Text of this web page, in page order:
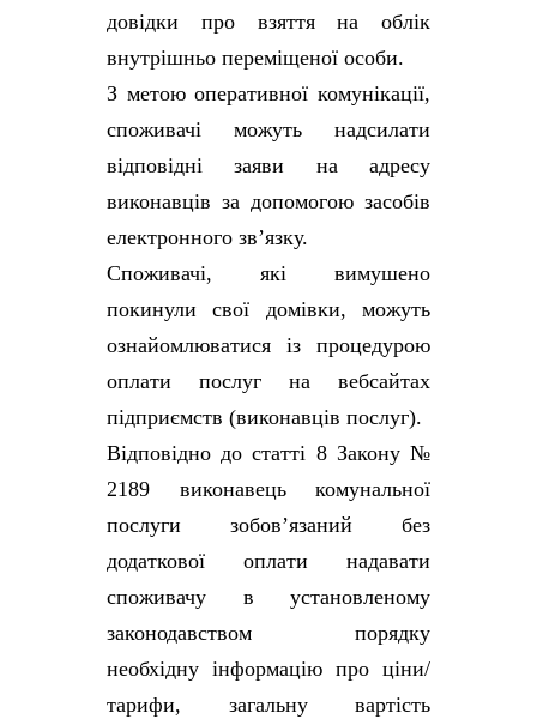
довідки про взяття на облік
внутрішньо переміщеної особи.
З метою оперативної комунікації,
споживачі можуть надсилати
відповідні заяви на адресу
виконавців за допомогою засобів
електронного зв’язку.
Споживачі, які вимушено
покинули свої домівки, можуть
ознайомлюватися із процедурою
оплати послуг на вебсайтах
підприємств (виконавців послуг).
Відповідно до статті 8 Закону №
2189 виконавець комунальної
послуги зобов’язаний без
додаткової оплати надавати
споживачу в установленому
законодавством порядку
необхідну інформацію про ціни/
тарифи, загальну вартість